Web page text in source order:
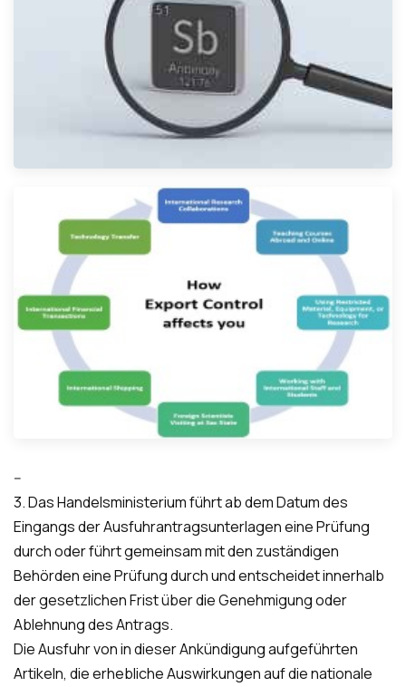
--
3. Das Handelsministerium führt ab dem Datum des
Eingangs der Ausfuhrantragsunterlagen eine Prüfung
durch oder führt gemeinsam mit den zuständigen
Behörden eine Prüfung durch und entscheidet innerhalb
der gesetzlichen Frist über die Genehmigung oder
Ablehnung des Antrags.
Die Ausfuhr von in dieser Ankündigung aufgeführten
Artikeln, die erhebliche Auswirkungen auf die nationale